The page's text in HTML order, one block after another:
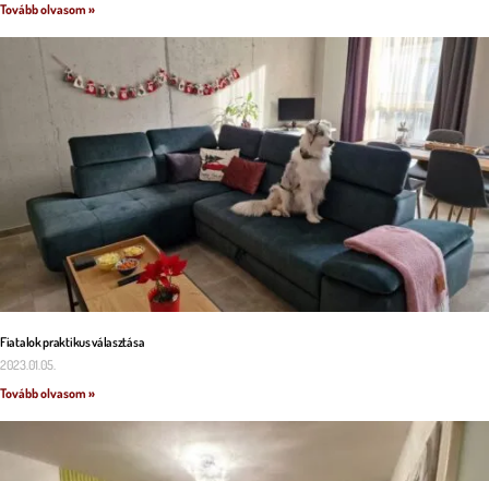
Tovább olvasom »
Fiatalok praktikus választása
2023.01.05.
Tovább olvasom »